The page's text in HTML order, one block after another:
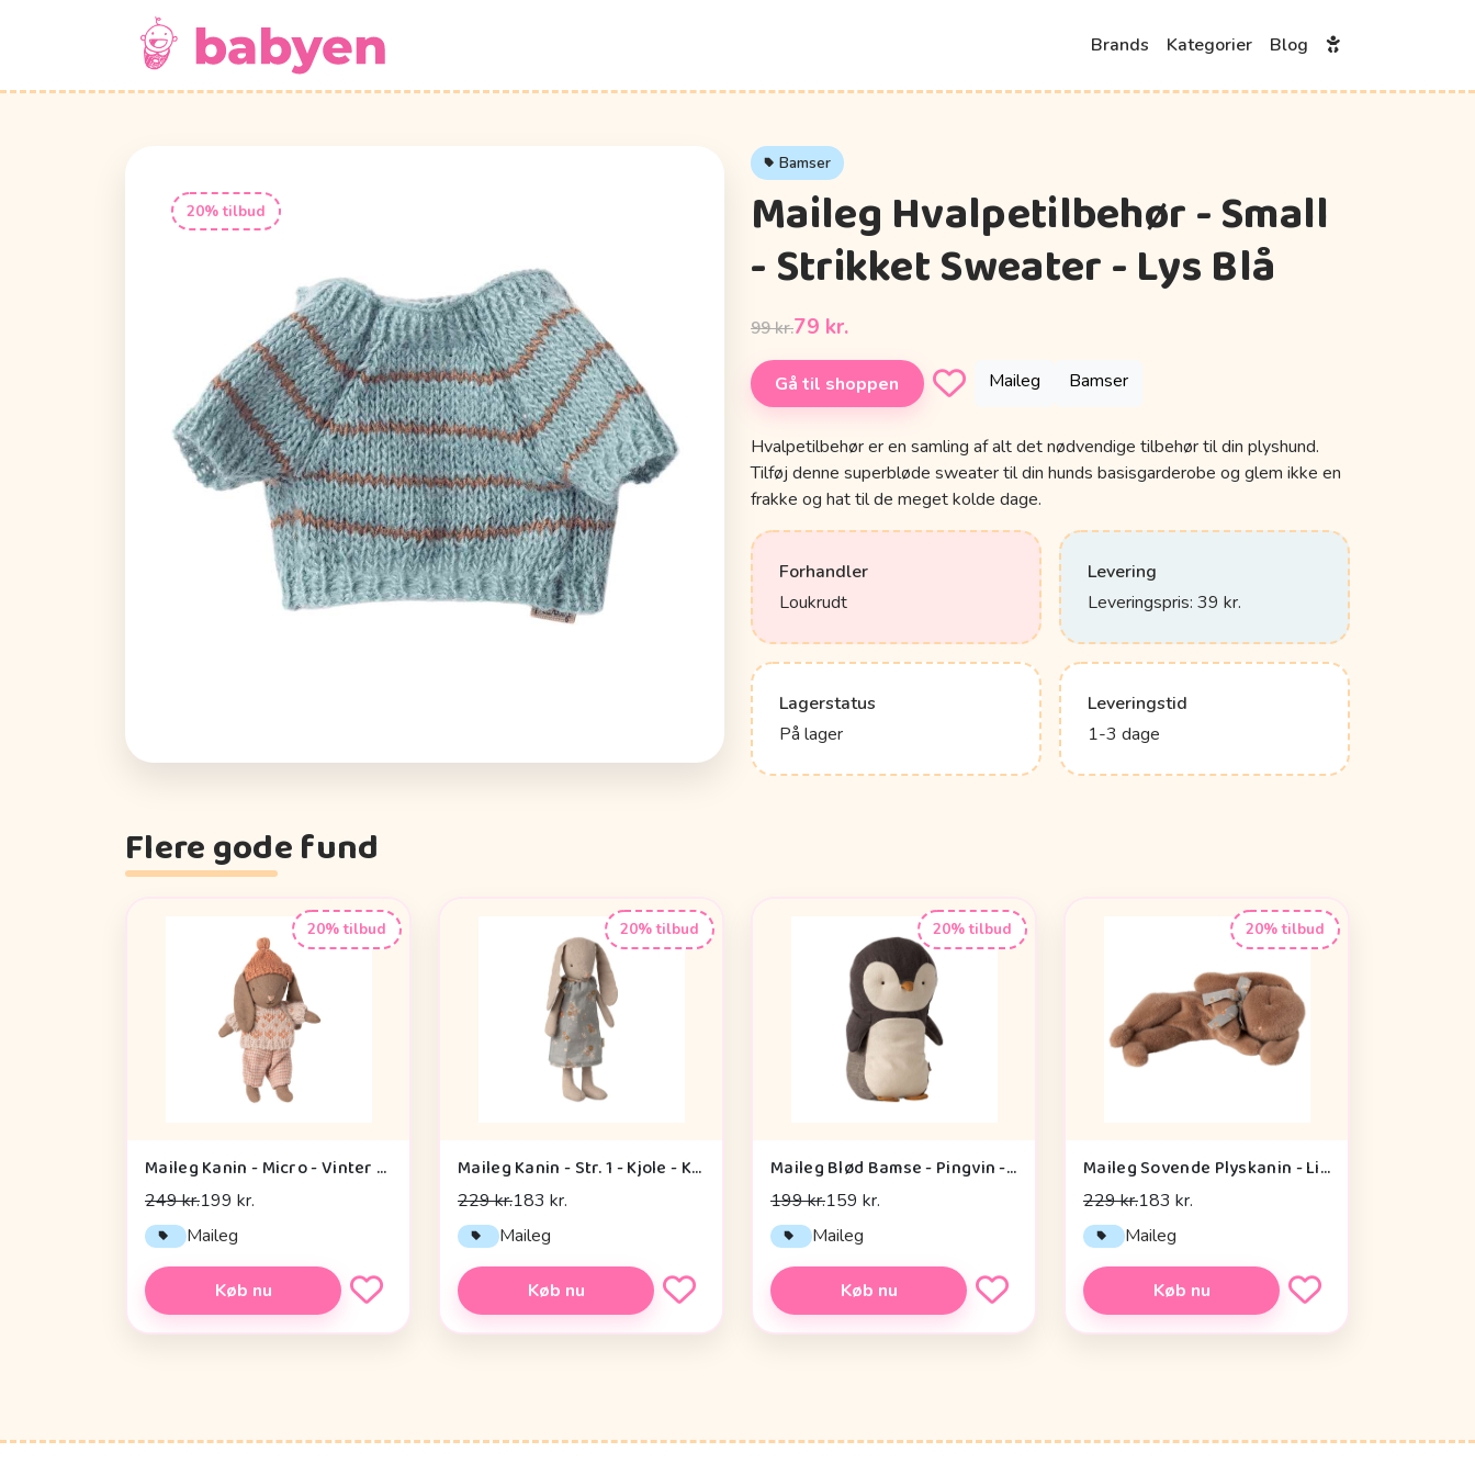
Brands Kategorier Blog
20% tilbud
Bamser
Maileg Hvalpetilbehør - Small
- Strikket Sweater - Lys Blå
99 kr.79 kr.
Gå til shoppen Maileg Bamser
Hvalpetilbehør er en samling af alt det nødvendige tilbehør til din plyshund.
Tilføj denne superbløde sweater til din hunds basisgarderobe og glem ikke en
frakke og hat til de meget kolde dage.
Forhandler
Loukrudt
Levering
Leveringspris: 39 kr.
Lagerstatus
På lager
Leveringstid
1-3 dage
Flere gode fund
20% tilbud
Maileg Kanin - Micro - Vinter - Brun - Rose
249 kr.199 kr.
Maileg
Køb nu
20% tilbud
Maileg Kanin - Str. 1 - Kjole - Klassisk
229 kr.183 kr.
Maileg
Køb nu
20% tilbud
Maileg Blød Bamse - Pingvin - Lille
199 kr.159 kr.
Maileg
Køb nu
20% tilbud
Maileg Sovende Plyskanin - Lille - Varm Brun
229 kr.183 kr.
Maileg
Køb nu